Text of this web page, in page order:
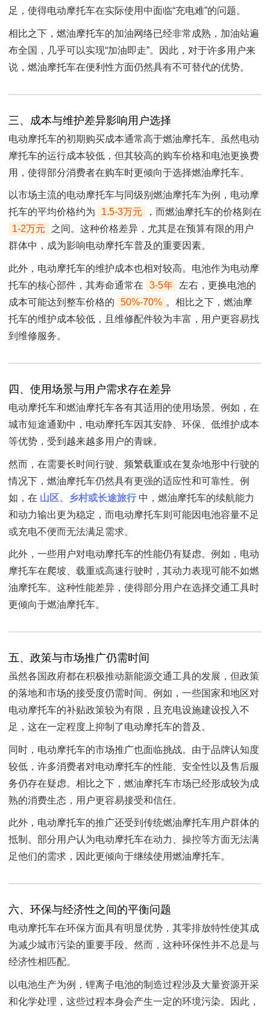
足，使得电动摩托车在实际使用中面临“充电难”的问题。
相比之下，燃油摩托车的加油网络已经非常成熟，加油站遍
布全国，几乎可以实现“加油即走”。因此，对于许多用户来
说，燃油摩托车在便利性方面仍然具有不可替代的优势。
三、成本与维护差异影响用户选择
电动摩托车的初期购买成本通常高于燃油摩托车。虽然电动
摩托车的运行成本较低，但其较高的购车价格和电池更换费
用，使得部分消费者在购车时更倾向于选择燃油摩托车。
以市场主流的电动摩托车与同级别燃油摩托车为例，电动摩
托车的平均价格约为
1.5-3万元
，而燃油摩托车的价格则在
1-2万元
之间。这种价格差异，尤其是在预算有限的用户
群体中，成为影响电动摩托车普及的重要因素。
此外，电动摩托车的维护成本也相对较高。电池作为电动摩
托车的核心部件，其寿命通常在
3-5年
左右，更换电池的
成本可能达到整车价格的
50%-70% 。相比之下，燃油摩
托车的维护成本较低，且维修配件较为丰富，用户更容易找
到维修服务。
四、使用场景与用户需求存在差异
电动摩托车和燃油摩托车各有其适用的使用场景。例如，在
城市短途通勤中，电动摩托车因其安静、环保、低维护成本
等优势，受到越来越多用户的青睐。
然而，在需要长时间行驶、频繁载重或在复杂地形中行驶的
情况下，燃油摩托车仍然具有更强的适应性和可靠性。例
如，在 山区、乡村或长途旅行中，燃油摩托车的续航能力
和动力输出更为稳定，而电动摩托车则可能因电池容量不足
或充电不便而无法满足需求。
此外，一些用户对电动摩托车的性能仍有疑虑。例如，电动
摩托车在爬坡、载重或高速行驶时，其动力表现可能不如燃
油摩托车。这种性能差异，使得部分用户在选择交通工具时
更倾向于燃油摩托车。
五、政策与市场推广仍需时间
虽然各国政府都在积极推动新能源交通工具的发展，但政策
的落地和市场的接受度仍需时间。例如，一些国家和地区对
电动摩托车的补贴政策较为有限，且充电设施建设投入不
足，这在一定程度上抑制了电动摩托车的普及。
同时，电动摩托车的市场推广也面临挑战。由于品牌认知度
较低，许多消费者对电动摩托车的性能、安全性以及售后服
务仍存在疑虑。相比之下，燃油摩托车市场已经形成较为成
熟的消费生态，用户更容易接受和信任。
此外，电动摩托车的推广还受到传统燃油摩托车用户群体的
抵制。部分用户认为电动摩托车在动力、操控等方面无法满
足他们的需求，因此更倾向于继续使用燃油摩托车。
六、环保与经济性之间的平衡问题
电动摩托车在环保方面具有明显优势，其零排放特性使其成
为减少城市污染的重要手段。然而，这种环保性并不总是与
经济性相匹配。
以电池生产为例，锂离子电池的制造过程涉及大量资源开采
和化学处理，这些过程本身会产生一定的环境污染。因此，